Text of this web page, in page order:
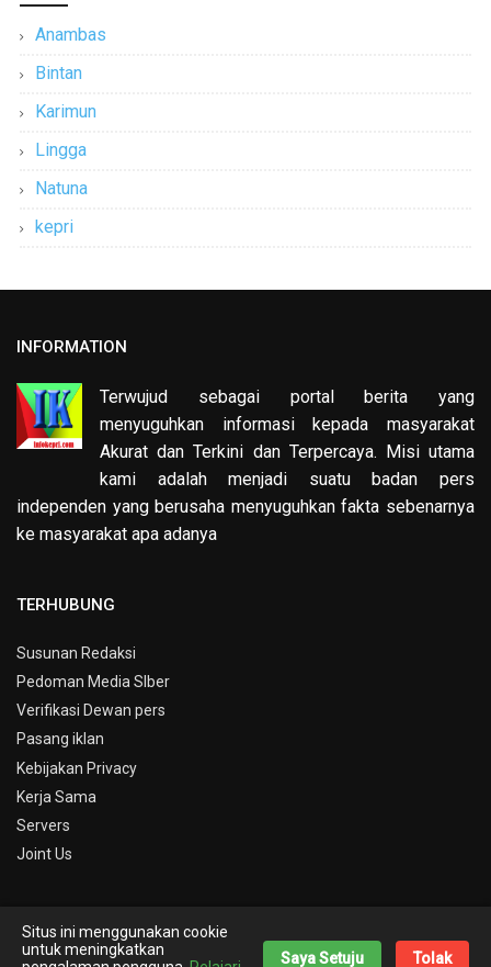
Anambas
Bintan
Karimun
Lingga
Natuna
kepri
INFORMATION
Terwujud sebagai portal berita yang
menyuguhkan informasi kepada masyarakat
Akurat dan Terkini dan Terpercaya. Misi utama
kami adalah menjadi suatu badan pers
independen yang berusaha menyuguhkan fakta sebenarnya
ke masyarakat apa adanya
TERHUBUNG
Susunan Redaksi
Pedoman Media SIber
Verifikasi Dewan pers
Pasang iklan
Kebijakan Privacy
Kerja Sama
Servers
Joint Us
© Copyright 2019 -
Info Kepri
Situs ini menggunakan cookie
untuk meningkatkan
Saya Setuju Tolak